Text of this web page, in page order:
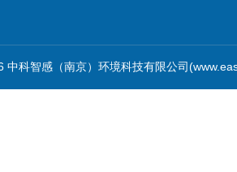
中科智感（南京）环境科技有限公司